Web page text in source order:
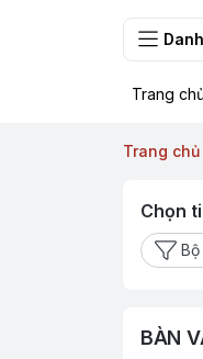
Trang
Trang chủ
Chọn
Bộ
BÀN